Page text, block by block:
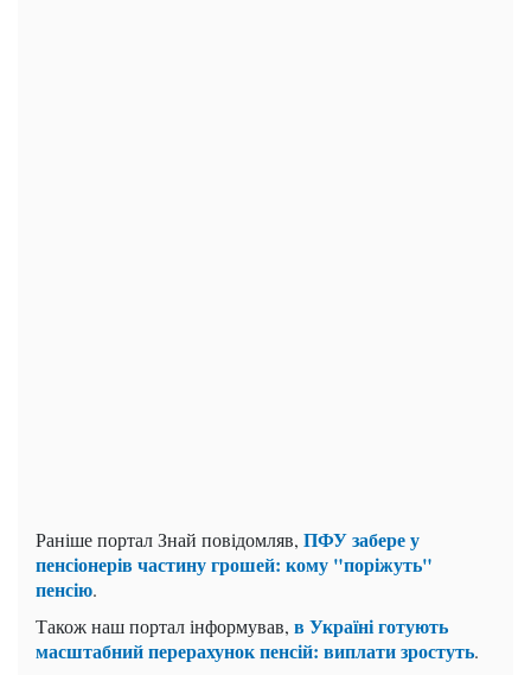
Раніше портал Знай повідомляв, ПФУ забере у
пенсіонерів частину грошей: кому "поріжуть"
пенсію.
Також наш портал інформував, в Україні готують
масштабний перерахунок пенсій: виплати зростуть.